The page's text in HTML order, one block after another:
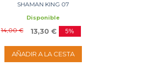
SHAMAN KING 07
Disponible
14,00 € 13,30 € 5%
AÑADIR A LA CESTA